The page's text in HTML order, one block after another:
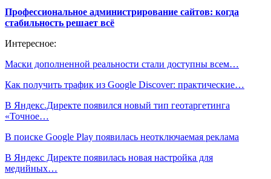
Профессиональное администрирование сайтов: когда
стабильность решает всё
Интересное:
Маски дополненной реальности стали доступны всем…
Как получить трафик из Google Discover: практические…
В Яндекс.Директе появился новый тип геотаргетинга
«Точное…
В поиске Google Play появилась неотключаемая реклама
В Яндекс Директе появилась новая настройка для
медийных…